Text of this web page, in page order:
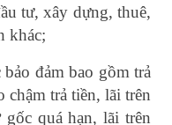
tư, xây dựng, thuê,
khác;
đảm bao gồm trả
chậm trả tiền, lãi trên
quá hạn, lãi trên